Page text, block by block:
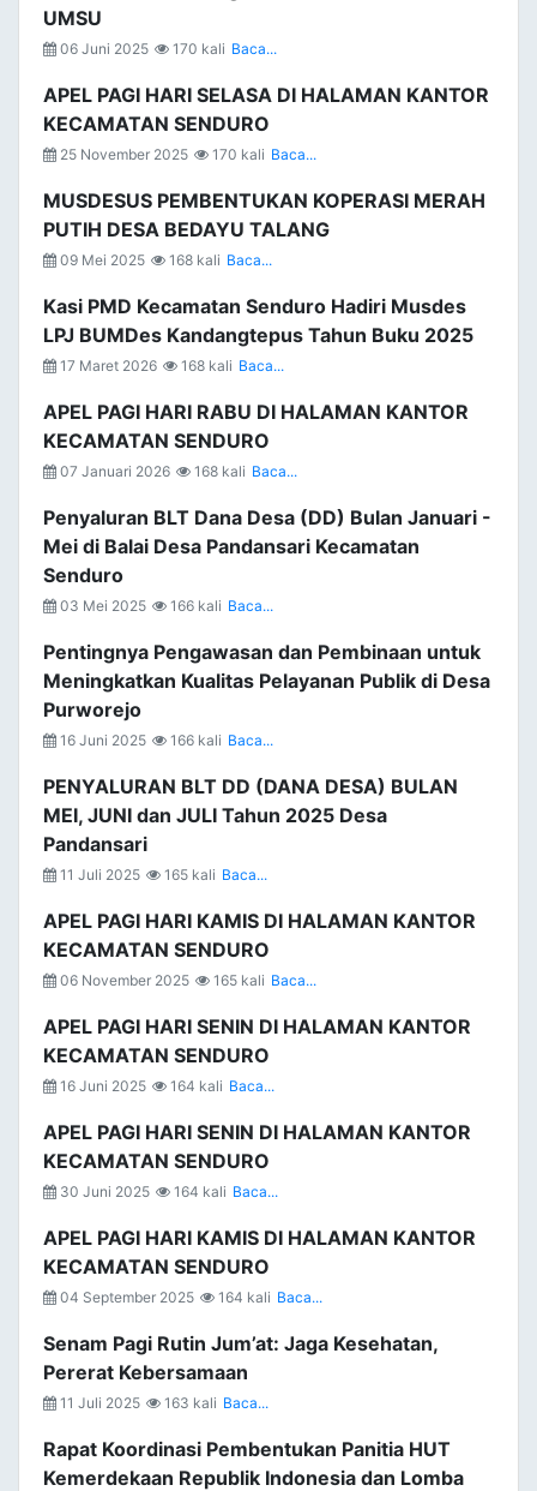
UMSU
06 Juni 2025 170 kali Baca...
APEL PAGI HARI SELASA DI HALAMAN KANTOR
KECAMATAN SENDURO
25 November 2025 170 kali Baca...
MUSDESUS PEMBENTUKAN KOPERASI MERAH
PUTIH DESA BEDAYU TALANG
09 Mei 2025 168 kali Baca...
Kasi PMD Kecamatan Senduro Hadiri Musdes
LPJ BUMDes Kandangtepus Tahun Buku 2025
17 Maret 2026 168 kali Baca...
APEL PAGI HARI RABU DI HALAMAN KANTOR
KECAMATAN SENDURO
07 Januari 2026 168 kali Baca...
Penyaluran BLT Dana Desa (DD) Bulan Januari -
Mei di Balai Desa Pandansari Kecamatan
Senduro
03 Mei 2025 166 kali Baca...
Pentingnya Pengawasan dan Pembinaan untuk
Meningkatkan Kualitas Pelayanan Publik di Desa
Purworejo
16 Juni 2025 166 kali Baca...
PENYALURAN BLT DD (DANA DESA) BULAN
MEI, JUNI dan JULI Tahun 2025 Desa
Pandansari
11 Juli 2025 165 kali Baca...
APEL PAGI HARI KAMIS DI HALAMAN KANTOR
KECAMATAN SENDURO
06 November 2025 165 kali Baca...
APEL PAGI HARI SENIN DI HALAMAN KANTOR
KECAMATAN SENDURO
16 Juni 2025 164 kali Baca...
APEL PAGI HARI SENIN DI HALAMAN KANTOR
KECAMATAN SENDURO
30 Juni 2025 164 kali Baca...
APEL PAGI HARI KAMIS DI HALAMAN KANTOR
KECAMATAN SENDURO
04 September 2025 164 kali Baca...
Senam Pagi Rutin Jum’at: Jaga Kesehatan,
Pererat Kebersamaan
11 Juli 2025 163 kali Baca...
Rapat Koordinasi Pembentukan Panitia HUT
Kemerdekaan Republik Indonesia dan Lomba